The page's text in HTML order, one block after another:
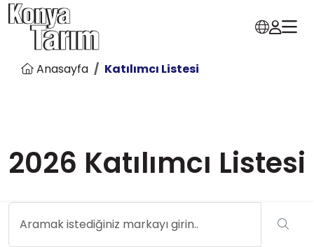
Anasayfa Katılımcı Listesi
2026 Katılımcı Listesi